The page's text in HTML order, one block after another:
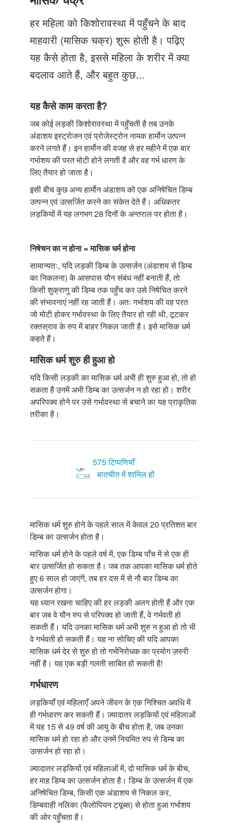
संपर्क करें
हर महिला को किशोरावस्था में पहुँचने के बाद
माहवारी (मासिक चक्र) शुरू होती है। पढ़िए
यह कैसे होता है, इससे महिला के शरीर में क्या
बदलाव आते हैं, और बहुत कुछ...
यह कैसे काम करता है?
जब कोई लड़की किशोरावस्था में पहुँचती है तब उनके
अंडाशय इस्ट्रोजन एवं प्रोजेस्ट्रोन नामक हार्मोन उत्पन्न
करने लगते हैं। इन हार्मोन की वजह से हर महीने में एक बार
गर्भाशय की परत मोटी होने लगती है और वह गर्भ धारण के
लिए तैयार हो जाता है।
इसी बीच कुछ अन्य हार्मोन अंडाशय को एक अनिषेचित डिम्ब
उत्पन्न एवं उत्सर्जित करने का संकेत देते हैं। अधिकतर
लड़कियों में यह लगभग 28 दिनों के अन्तराल पर होता है।
निषेचन का न होना = मासिक धर्म होना
सामान्यतः, यदि लड़की डिम्ब के उत्सर्जन (अंडाशय से डिम्ब
का निकलना) के आसपास यौन संबंध नहीं बनाती हैं, तो
किसी शुक्राणु की डिम्ब तक पहुँच कर उसे निषेचित करने
की संभावनाएं नहीं रह जाती हैं। अतः गर्भाशय की वह परत
जो मोटी होकर गर्भावस्था के लिए तैयार हो रही थी, टूटकर
रक्तस्राव के रुप में बाहर निकल जाती है। इसे मासिक धर्म
कहते हैं।
मासिक धर्म शुरु ही हुआ हो
यदि किसी लड़की का मासिक धर्म अभी ही शुरु हुआ हो, तो हो
सकता है उनमें अभी डिम्ब का उत्सर्जन न हो रहा हो। शरीर
अपरिपक्व होने पर उसे गर्भावस्था से बचाने का यह प्राकृतिक
तरीका है।
575 टिप्पणियाँ
बातचीत में शामिल हों
मासिक धर्म शुरु होने के पहले साल में केवल 20 प्रतिशत बार
डिम्ब का उत्सर्जन होता है।
मासिक धर्म होने के पहले वर्ष में, एक डिम्ब पाँच में से एक ही
बार उत्सर्जित हो सकता है। जब तक आपका मासिक धर्म होते
हुए 6 साल हो जाएंगें, तब हर दस में से नौ बार डिम्ब का
उत्सर्जन होगा।
यह ध्यान रखना चाहिए की हर लड़की अलग होती हैं और एक
बार जब वे यौन रुप से परिपक्व हो जाती हैं, वे गर्भवती हो
सकती हैं। यदि उनका मासिक धर्म अभी शुरु न हुआ हो तो भी
वे गर्भवती हो सकती हैं। यह ना सोचिए की यदि आपका
मासिक धर्म देर से शुरु हो तो गर्भनिरोधक का प्रयोग ज़रुरी
नहीं है। यह एक बड़ी गलती साबित हो सकती है!
गर्भधारण
लड़कियाँ एवं महिलाएँ अपने जीवन के एक निश्चित अवधि में
ही गर्भधारण कर सकती हैं। ज़्यादातर लड़कियों एवं महिलाओं
में यह 15 से 49 वर्ष की आयु के बीच होता है, जब उनका
मासिक धर्म हो रहा हो और उनमें नियमित रुप से डिम्ब का
उत्सर्जन हो रहा हो।
ज़्यादातर लड़कियों एवं महिलाओं में, दो मासिक धर्म के बीच,
हर माह डिम्ब का उत्सर्जन होता है। डिम्ब के उत्सर्जन में एक
अनिषेचित डिम्ब, किसी एक अंडाशय से निकल कर,
डिम्बवाही नलिका (फैलोपियन ट्यूब्स) से होता हुआ गर्भाशय
की ओर पहुँचता है।